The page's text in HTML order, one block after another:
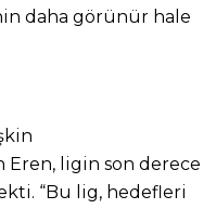
daha görünür hale
ligin son derece
“Bu lig, hedefleri